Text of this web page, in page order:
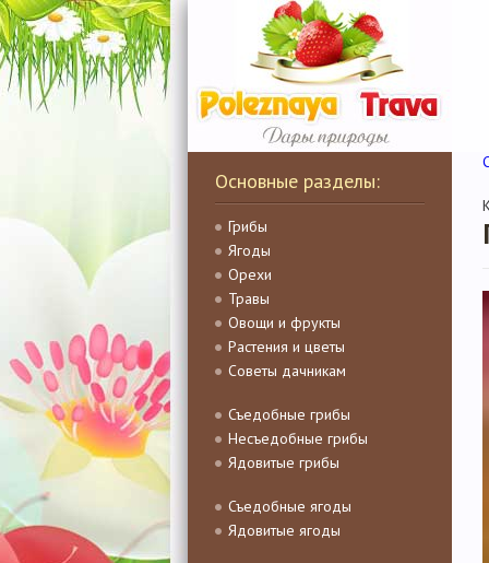
Основные разделы:
Грибы
Ягоды
Орехи
Травы
Овощи и фрукты
Растения и цветы
Советы дачникам
Съедобные грибы
Несъедобные грибы
Ядовитые грибы
Съедобные ягоды
Ядовитые ягоды